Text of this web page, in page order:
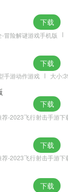
冒险解谜游戏手机版
下载
手游动作游戏 大小
下载
-2023飞行射击手游下
下载
-2023飞行射击手游下
下载
下载